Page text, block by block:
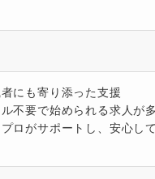
にも寄り添った支援
不要で始められる求人が
ロがサポートし、安心し